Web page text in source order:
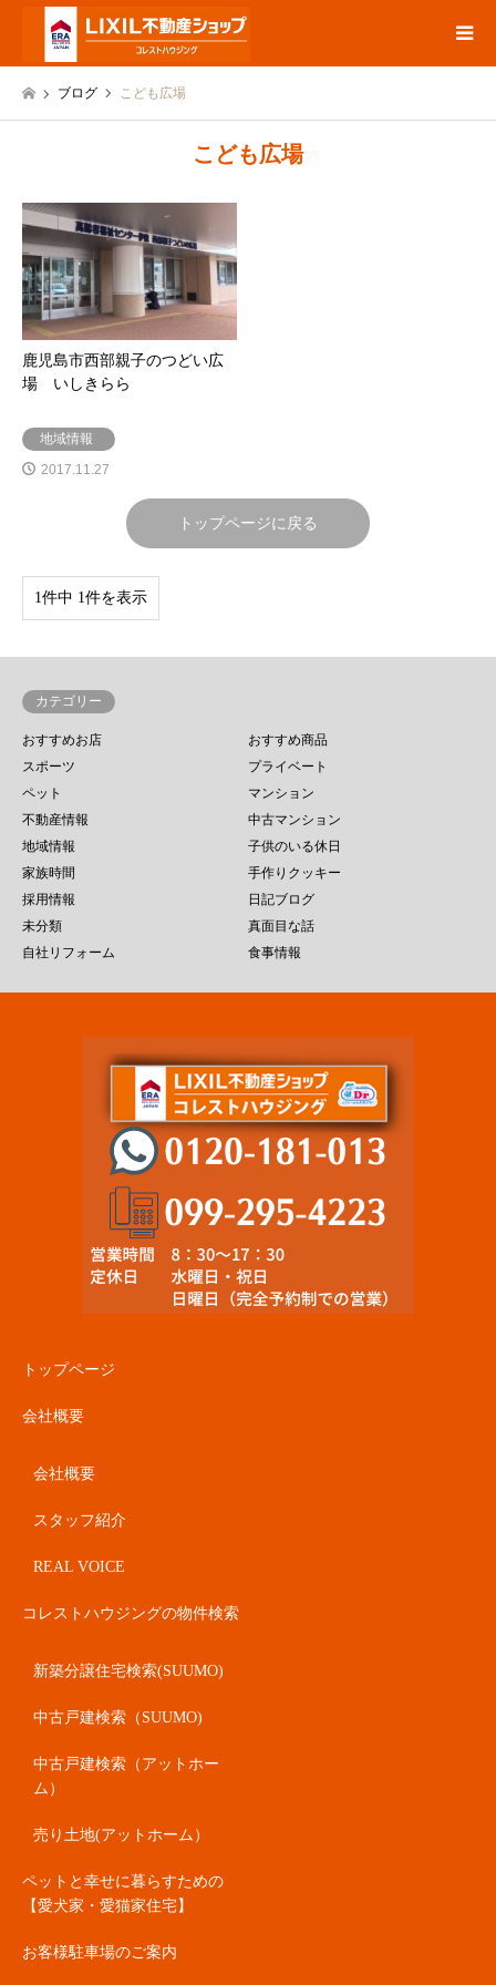
ブログ こども広場
こども広場
鹿児島市西部親子のつどい広
場 いしきらら
地域情報
2017.11.27
トップページに戻る
1件中 1件を表示
カテゴリー
おすすめお店
おすすめ商品
スポーツ
プライベート
ペット
マンション
不動産情報
中古マンション
地域情報
子供のいる休日
家族時間
手作りクッキー
採用情報
日記ブログ
未分類
真面目な話
自社リフォーム
食事情報
トップページ
会社概要
会社概要
スタッフ紹介
REAL VOICE
コレストハウジングの物件検索
新築分譲住宅検索(SUUMO)
中古戸建検索（SUUMO)
中古戸建検索（アットホー
ム）
売り土地(アットホーム）
ペットと幸せに暮らすための
【愛犬家・愛猫家住宅】
お客様駐車場のご案内